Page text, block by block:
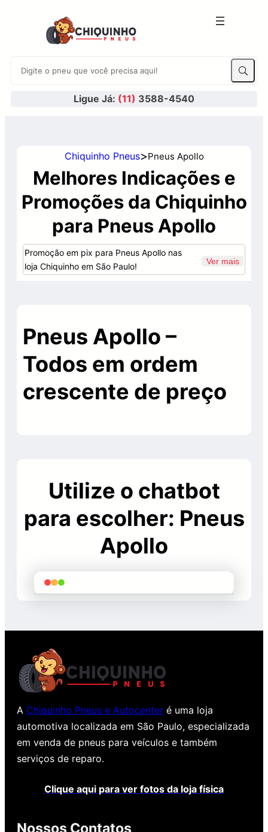
Ligue Já: (11) 3588-4540
Chiquinho Pneus>Pneus Apollo
Melhores Indicações e
Promoções da Chiquinho
para Pneus Apollo
Promoção em pix para Pneus Apollo nas
loja Chiquinho em São Paulo!
Ver mais
Pneus Apollo –
Todos em ordem
crescente de preço
Utilize o chatbot
para escolher: Pneus
Apollo
A Chiquinho Pneus e Autocenter é uma loja
automotiva localizada em São Paulo, especializada
em venda de pneus para veículos e também
serviços de reparo.
Clique aqui para ver fotos da loja física
Nossos Contatos